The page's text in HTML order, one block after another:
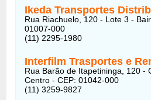
Ikeda Transportes
Rua Riachuelo, 120 - Lote 3 -
01007-000
(11) 2295-1980
Interfilm Trasportes e
Rua Barão de Itapetininga, 120 -
Centro - CEP: 01042-000
(11) 3259-9827